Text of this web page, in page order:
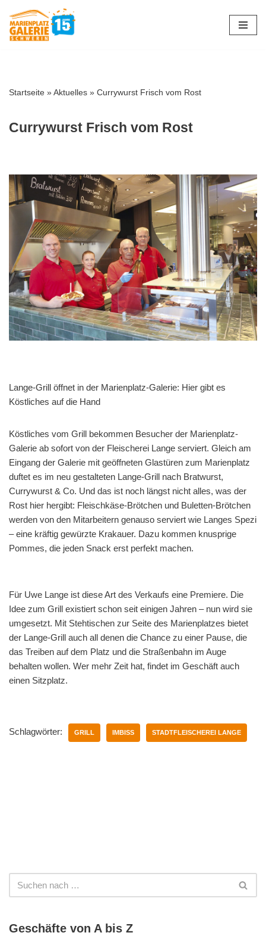
Zum
Startseite »Aktuelles » Currywurst Frisch vom Rost
Currywurst Frisch vom Rost
Lange-Grill öffnet in der Marienplatz-Galerie: Hier gibt es
Köstliches auf die Hand
Köstliches vom Grill bekommen Besucher der Marienplatz-
Galerie ab sofort von der Fleischerei Lange serviert. Gleich am
Eingang der Galerie mit geöffneten Glastüren zum Marienplatz
duftet es im neu gestalteten Lange-Grill nach Bratwurst,
Currywurst & Co. Und das ist noch längst nicht alles, was der
Rost hier hergibt: Fleischkäse-Brötchen und Buletten-Brötchen
werden von den Mitarbeitern genauso serviert wie Langes Spezi
– eine kräftig gewürzte Krakauer. Dazu kommen knusprige
Pommes, die jeden Snack erst perfekt machen.
Für Uwe Lange ist diese Art des Verkaufs eine Premiere. Die
Idee zum Grill existiert schon seit einigen Jahren – nun wird sie
umgesetzt. Mit Stehtischen zur Seite des Marienplatzes bietet
der Lange-Grill auch all denen die Chance zu einer Pause, die
das Treiben auf dem Platz und die Straßenbahn im Auge
behalten wollen. Wer mehr Zeit hat, findet im Geschäft auch
einen Sitzplatz.
Schlagwörter: GRILL IMBISS STADTFLEISCHEREI LANGE
Geschäfte von A bis Z